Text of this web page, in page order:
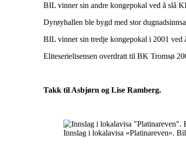
BIL vinner sin andre kongepokal ved å slå
Dyrøyhallen ble bygd med stor
BIL vinner sin tredje kongepokal i 2001 ved
Eliteserielisensen overdratt til BK Tromsø
Takk til Asbjørn og Lise Ramberg.
Innslag i lokalavisa «Platinareven».